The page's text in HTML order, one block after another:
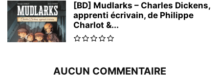
[BD] Mudlarks – Charles Dickens,
apprenti écrivain, de Philippe
Charlot &...
AUCUN COMMENTAIRE